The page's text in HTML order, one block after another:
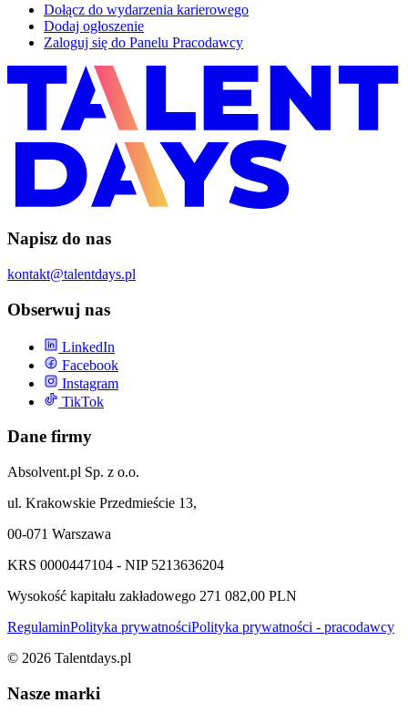
Dołącz do wydarzenia karierowego
Dodaj ogłoszenie
Zaloguj się do Panelu Pracodawcy
Napisz do nas
kontakt@talentdays.pl
Obserwuj nas
LinkedIn
Facebook
Instagram
TikTok
Dane firmy
Absolvent.pl Sp. z o.o.
ul. Krakowskie Przedmieście 13,
00-071 Warszawa
KRS 0000447104 - NIP 5213636204
Wysokość kapitału zakładowego 271 082,00 PLN
RegulaminPolityka prywatnościPolityka prywatności - pracodawcy
© 2026 Talentdays.pl
Nasze marki